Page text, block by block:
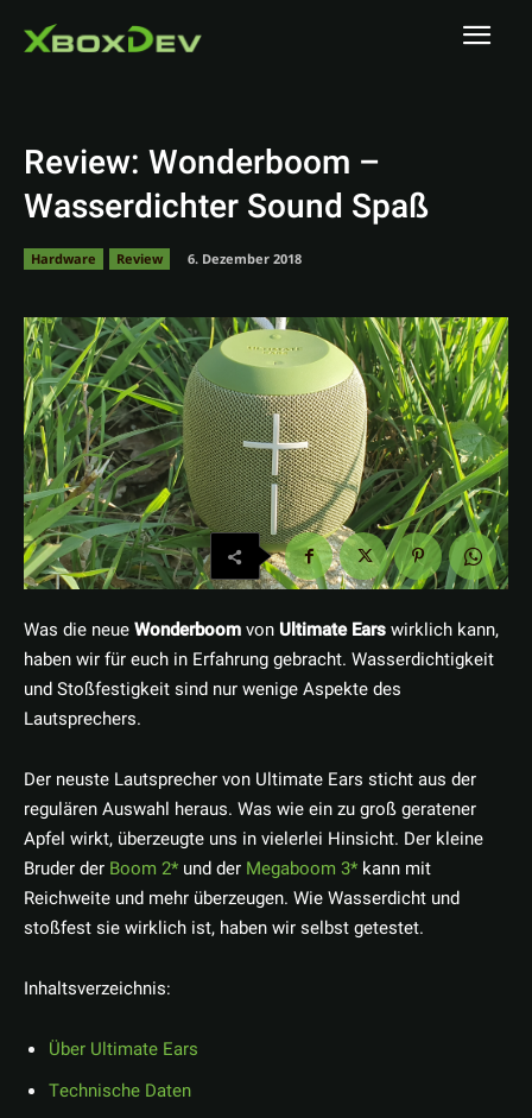
Review: Wonderboom –
Wasserdichter Sound Spaß
Hardware Review 6. Dezember 2018
Was die neueWonderboomvon Ultimate Earswirklich kann,
haben wir für euch in Erfahrung gebracht. Wasserdichtigkeit
und Stoßfestigkeit sind nur wenige Aspekte des
Lautsprechers.
Der neuste Lautsprecher von Ultimate Ears sticht aus der
regulären Auswahl heraus. Was wie ein zu groß geratener
Apfel wirkt, überzeugte uns in vielerlei Hinsicht. Der kleine
Bruder der Boom 2 und der Megaboom 3 kann mit
Reichweite und mehr überzeugen. Wie Wasserdicht und
stoßfest sie wirklich ist, haben wir selbst getestet.
Inhaltsverzeichnis:
Über Ultimate Ears
Technische Daten